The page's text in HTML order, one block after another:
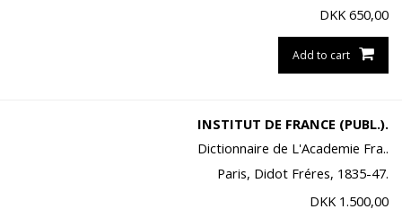
DKK 650,00
Add to cart
INSTITUT DE FRANCE (PUBL.).
Dictionnaire de L'Academie Fra..
Paris, Didot Fréres, 1835-47.
DKK 1.500,00